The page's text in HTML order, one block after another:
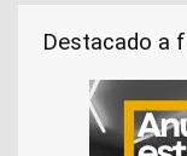
Destacado a